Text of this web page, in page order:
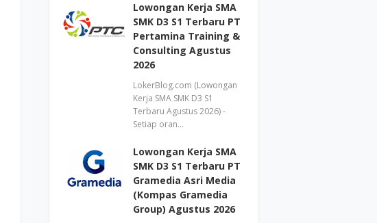
Lowongan Kerja SMA
SMK D3 S1 Terbaru PT
Pertamina Training &
Consulting Agustus
2026
LokerBlog.com (Lowongan
Kerja SMA SMK D3 S1
Terbaru Agustus 2026) -
Setiap oran…
Lowongan Kerja SMA
SMK D3 S1 Terbaru PT
Gramedia Asri Media
(Kompas Gramedia
Group) Agustus 2026